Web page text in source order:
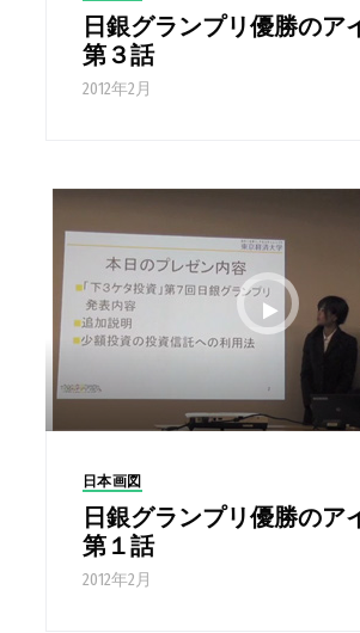
日銀グランプリ優勝の
第３話
2012年2月
日本画図
日銀グランプリ優勝の
第１話
2012年2月